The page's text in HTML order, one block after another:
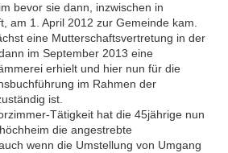
bevor sie dann, inzwischen in
am 1. April 2012 zur Gemeinde kam.
eine Mutterschaftsvertretung in der
im September 2013 eine
erhielt und hier nun für die
im Rahmen der
ist.
Tätigkeit hat die 45jährige nun
die angestrebte
wenn die Umstellung von Umgang